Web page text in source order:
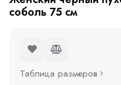
соболь 75 см
Таблица размеров